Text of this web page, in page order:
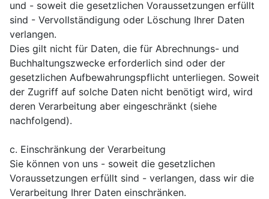
und - soweit die gesetzlichen Voraussetzungen erfüllt
sind - Vervollständigung oder Löschung Ihrer Daten
verlangen.
Dies gilt nicht für Daten, die für Abrechnungs- und
Buchhaltungszwecke erforderlich sind oder der
gesetzlichen Aufbewahrungspflicht unterliegen. Soweit
der Zugriff auf solche Daten nicht benötigt wird, wird
deren Verarbeitung aber eingeschränkt (siehe
nachfolgend).
c. Einschränkung der Verarbeitung
Sie können von uns - soweit die gesetzlichen
Voraussetzungen erfüllt sind - verlangen, dass wir die
Verarbeitung Ihrer Daten einschränken.